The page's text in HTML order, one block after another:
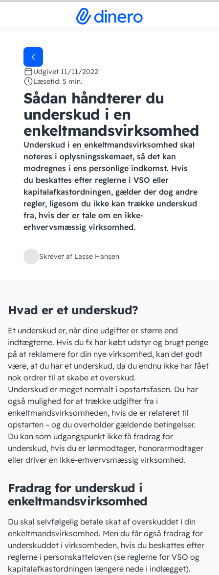
Udgivet 11/11/2022
Læsetid: 5 min.
Sådan håndterer du
underskud i en
enkeltmandsvirksomhed
Underskud i en enkeltmandsvirksomhed skal
noteres i oplysningsskemaet, så det kan
modregnes i ens personlige indkomst. Hvis
du beskattes efter reglerne i VSO eller
kapitalafkastordningen, gælder der dog andre
regler, ligesom du ikke kan trække underskud
fra, hvis der er tale om en ikke-
erhvervsmæssig virksomhed.
Skrevet af Lasse Hansen
Hvad er et underskud?
Et underskud er, når dine udgifter er større end
indtægterne. Hvis du fx har købt udstyr og brugt penge
på at reklamere for din nye virksomhed, kan det godt
være, at du har et underskud, da du endnu ikke har fået
nok ordrer til at skabe et overskud.
Underskud er meget normalt i opstartsfasen. Du har
også mulighed for at trække udgifter fra i
enkeltmandsvirksomheden, hvis de er relateret til
opstarten – og du overholder gældende betingelser.
Du kan som udgangspunkt ikke få fradrag for
underskud, hvis du er lønmodtager, honorarmodtager
eller driver en ikke-erhvervsmæssig virksomhed.
Fradrag for underskud i
enkeltmandsvirksomhed
Du skal selvfølgelig betale skat af overskuddet i din
enkeltmandsvirksomhed. Men du får også fradrag for
underskuddet i virksomheden, hvis du beskattes efter
reglerne i personskatteloven (se reglerne for VSO og
kapitalafkastordningen længere nede i indlægget).